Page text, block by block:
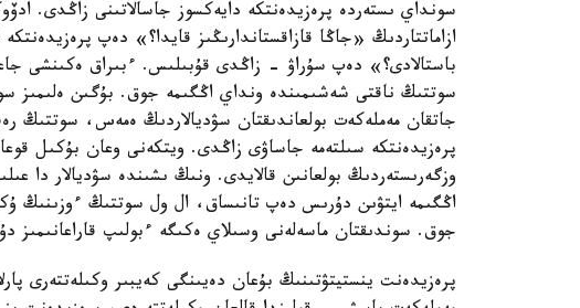
سونداي ىستەردە پرەزيدەنتكە دايەكسوز جاسالاتىنى زاڭدى.
ازاماتتاردىڭ «جاڭا قازاقستاندارىڭىز قايدا؟» دەپ
باستالادى؟» دەپ سۇراۋ - زاڭدى قۇبىلىس. ءبىراق ەكىنشى
سوتتىڭ ناقتى شەشىمىندە ونداي اڭگىمە جوق. بۇگىن ەلىمىز
جاتقان مەملەكەت بولعاندىقتان سۋديالاردىڭ ەمەس، سوتتىڭ
پرەزيدەنتكە سىلتەمە جاساۋى زاڭدى. ويتكەنى وعان بۇكىل
وزگەرىستەردىڭ بولعانىن قالايدى. ونىڭ ىشىندە سۋديالار دا
اڭگىمە ايتۋىن دۇرىس دەپ تانىساق، ال ول سوتتىڭ ءوزىنىڭ
جوق. سوندىقتان ماسەلەنى وسىلاي ەكىگە ءبولىپ
پرەزيدەنت ينستيتۋتىنىڭ بۇعان دەيىنگى كەيبىر وكىلەتتەرى